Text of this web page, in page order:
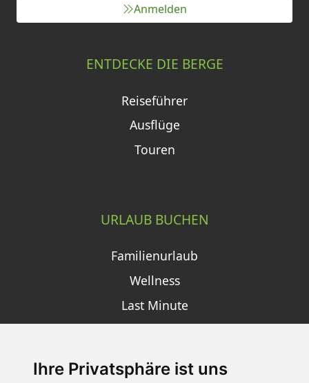
Ihre Privatsphäre ist uns
Anmelden
ENTDECKE DIE BERGE
Reiseführer
Ausflüge
Touren
URLAUB BUCHEN
Familienurlaub
Wellness
Last Minute
SCHNEEHÖHEN SKI APP